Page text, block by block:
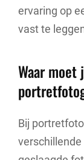
ervaring op
vast te
Waar
Bij